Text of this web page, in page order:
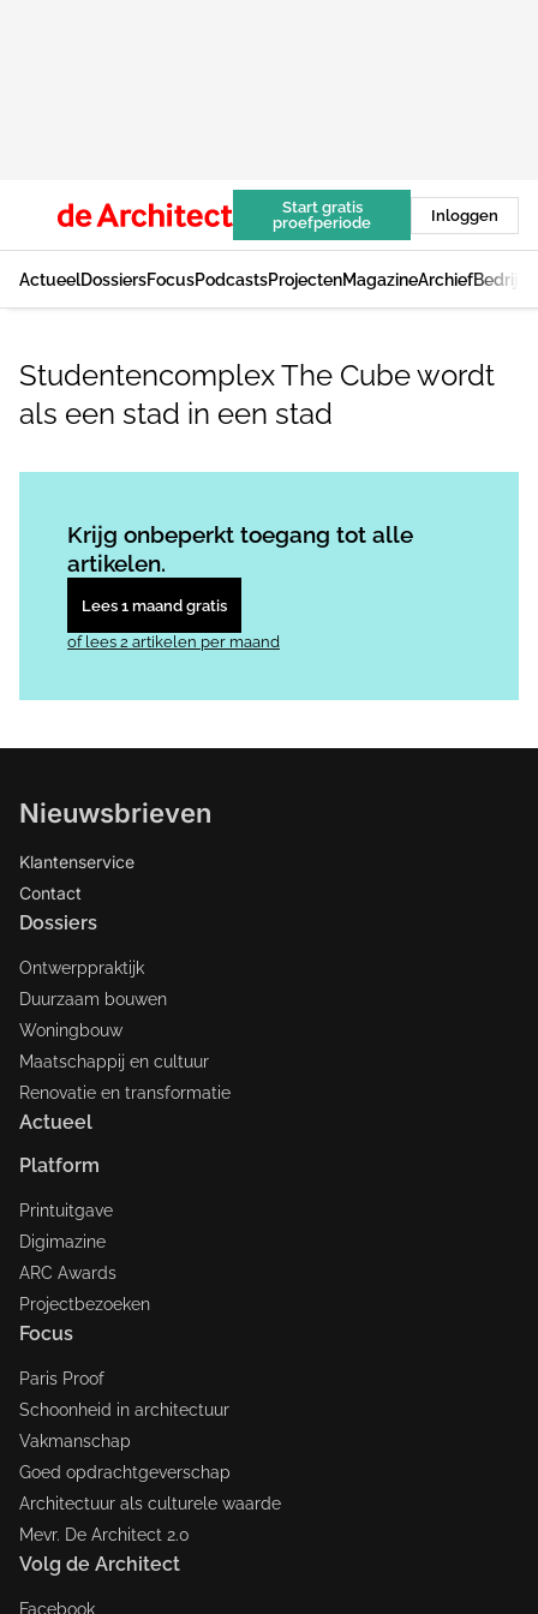
Start gratis
proefperiode
Inloggen
ActueelDossiersFocusPodcastsProjectenMagazineArchief
Studentencomplex The Cube wordt
als een stad in een stad
Krijg onbeperkt toegang tot alle
artikelen.
Lees 1 maand gratis
of lees 2 artikelen per maand
Nieuwsbrieven
Klantenservice
Contact
Dossiers
Ontwerppraktijk
Duurzaam bouwen
Woningbouw
Maatschappij en cultuur
Renovatie en transformatie
Actueel
Platform
Printuitgave
Digimazine
ARC Awards
Projectbezoeken
Focus
Paris Proof
Schoonheid in architectuur
Vakmanschap
Goed opdrachtgeverschap
Architectuur als culturele waarde
Mevr. De Architect 2.0
Volg de Architect
Facebook